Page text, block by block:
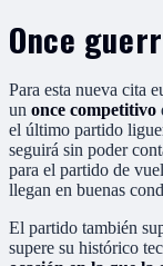
Once
Para esta nueva cita
un once competitivo
el último partido
seguirá sin poder
para el partido de
llegan en buenas
El partido también
supere su histórico